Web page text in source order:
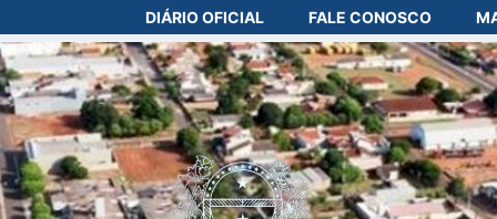
DIÁRIO OFICIAL FALE CONOSCO